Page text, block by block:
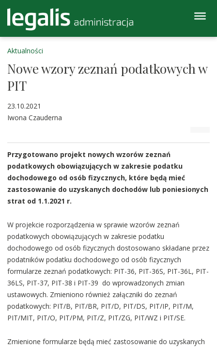
Aktualności
Nowe wzory zeznań podatkowych w
PIT
23.10.2021
Iwona Czauderna
Przygotowano projekt nowych wzorów zeznań
podatkowych obowiązujących w zakresie podatku
dochodowego od osób fizycznych, które będą mieć
zastosowanie do uzyskanych dochodów lub poniesionych
strat od 1.1.2021 r.
W projekcie rozporządzenia w sprawie wzorów zeznań
podatkowych obowiązujących w zakresie podatku
dochodowego od osób fizycznych dostosowano składane przez
podatników podatku dochodowego od osób fizycznych
formularze zeznań podatkowych: PIT-36, PIT-36S, PIT-36L, PIT-
36LS, PIT-37, PIT-38 i PIT-39 do wprowadzonych zmian
ustawowych. Zmieniono również załączniki do zeznań
podatkowych: PIT/B, PIT/BR, PIT/D, PIT/DS, PIT/IP, PIT/M,
PIT/MIT, PIT/O, PIT/PM, PIT/Z, PIT/ZG, PIT/WZ i PIT/SE.
Zmienione formularze będą mieć zastosowanie do uzyskanych